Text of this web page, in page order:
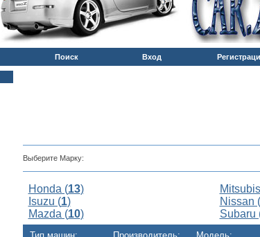
Поиск Вход
Выберите Марку:
Honda (13)
Isuzu (1)
Mazda (10)
Nissan (
Subaru